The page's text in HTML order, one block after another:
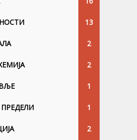
13
2
2
1
ПРЕДЕЛИ 1
2